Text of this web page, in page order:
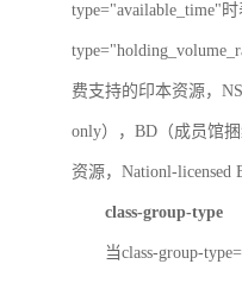
type="available_time"
费支持的印本资源，
only），BD（成员馆
资源，Nationl-licensed
class-group-type
当class-group-